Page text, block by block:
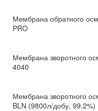
Мембрана обратного
PRO
Мембрана зворотного
4040
Мембрана зворотного
BLN (9800л/добу, 99.2%)